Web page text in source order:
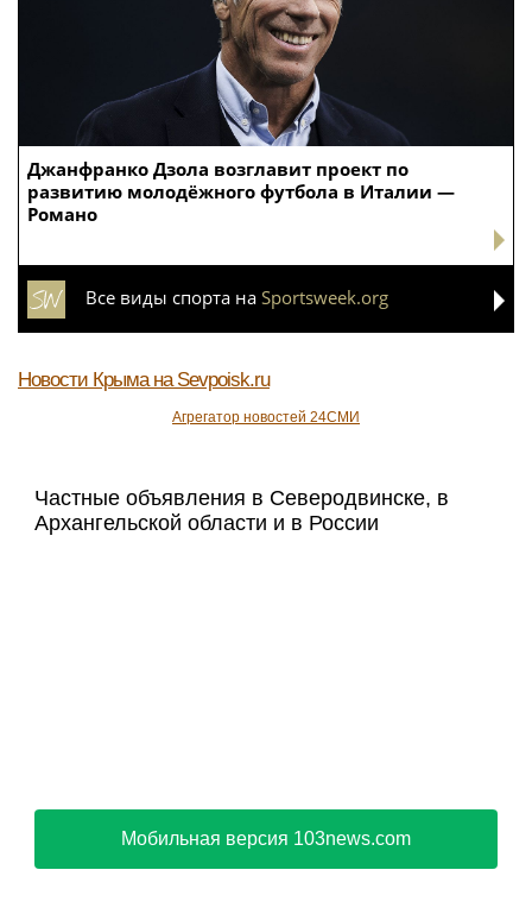
Джанфранко Дзола возглавит проект по
развитию молодёжного футбола в Италии —
Романо
Все виды спорта на Sportsweek.org
Новости Крыма на Sevpoisk.ru
Агрегатор новостей 24СМИ
Частные объявления в Северодвинске, в
Архангельской области и в России
Мобильная версия 103news.com